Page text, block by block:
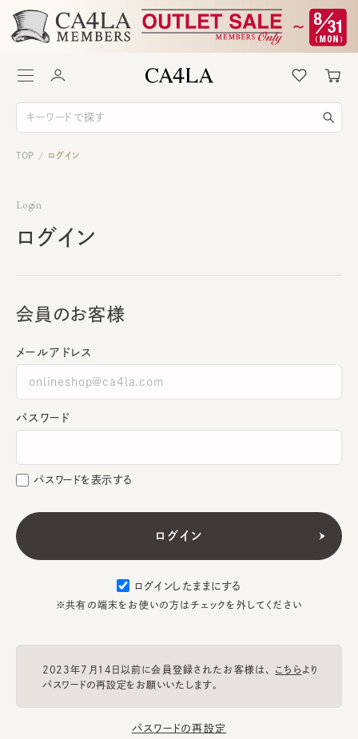
TOP / ログイン
Login
ログイン
会員のお客様
メールアドレス
パスワード
パスワードを表示する
ログインしたままにする
※共有の端末をお使いの方はチェックを外してください
2023年7月14日以前に会員登録されたお客様は、 こちらより
パスワードの再設定をお願いいたします。
パスワードの再設定